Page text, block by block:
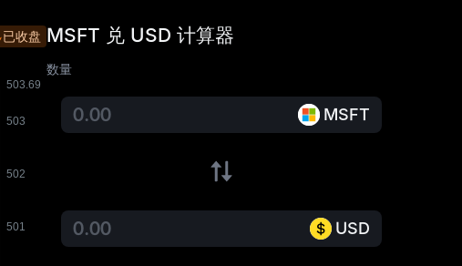
已收盘 MSFT 兑 USD 计算器
数量
MSFT
USD